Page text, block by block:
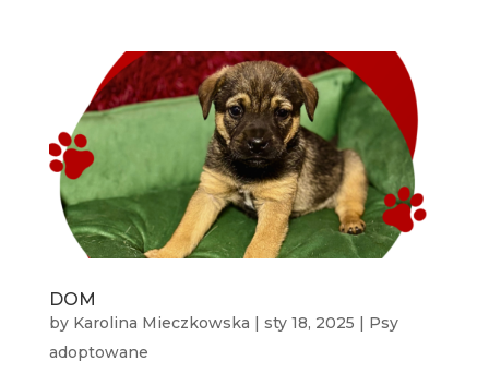
DOM
by Karolina Mieczkowska | sty 18, 2025 | Psy
adoptowane